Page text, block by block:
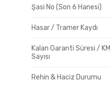
Şasi No (Son 6 Hanesi)
Hasar / Tramer Kaydı
Kalan Garanti Süresi / KM
Sayısı
Rehin & Haciz Durumu